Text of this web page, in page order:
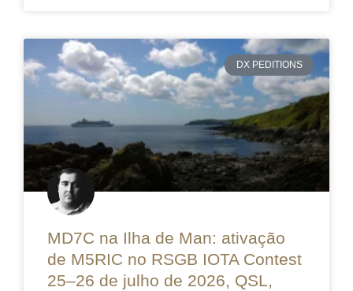
DX PEDITIONS
MD7C na Ilha de Man: ativação
de M5RIC no RSGB IOTA Contest
25–26 de julho de 2026, QSL,